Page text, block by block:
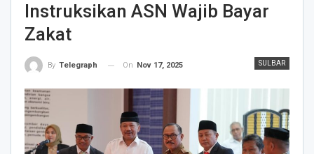
Instruksikan ASN Wajib Bayar
Zakat
SULBAR
By Telegraph On Nov 17, 2025